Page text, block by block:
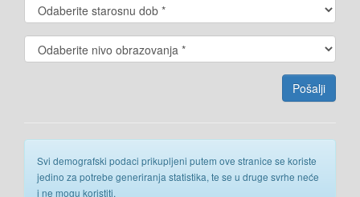
Svi demografski podaci prikupljeni putem ove stranice se koriste
jedino za potrebe generiranja statistika, te se u druge svrhe neće
i ne mogu koristiti.